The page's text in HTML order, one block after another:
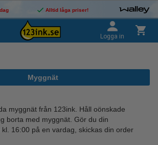
Alltid låga priser!
Logga in
Myggnät
myggnät från 123ink. Håll oönskade
borta med myggnät. Gör du din
kl. 16:00 på en vardag, skickas din order